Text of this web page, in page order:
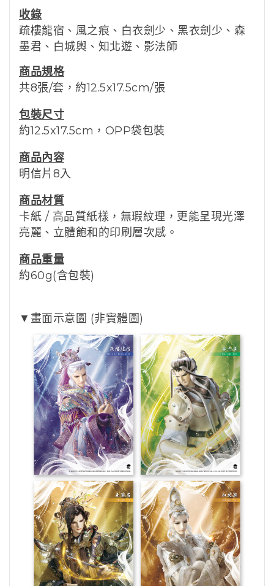
收錄
疏樓龍宿、風之痕、白衣劍少、黑衣劍少、森
墨君、白城輿、知北遊、影法師
商品規格
共8張/套，約12.5x17.5cm/張
包裝尺寸
約12.5x17.5cm，OPP袋包裝
商品內容
明信片8入
商品材質
卡紙 / 高品質紙樣，無瑕紋理，更能呈現光澤
亮麗、 立體飽和的印刷層次感。
商品重量
約60g(含包裝)
▼畫面示意圖 (非實體圖)